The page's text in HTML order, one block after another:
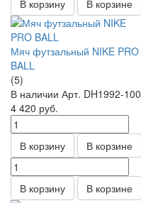
В корзину В корзине
Мяч футзальный NIKE PRO
BALL
(5)
В наличии Арт. DH1992-100
4 420 руб.
В корзину В корзине
В корзину В корзине